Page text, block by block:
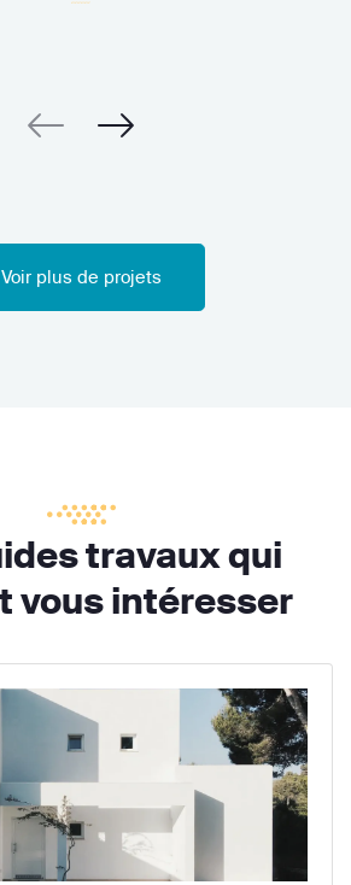
Voir plus de projets
travaux qui
vous intéresser